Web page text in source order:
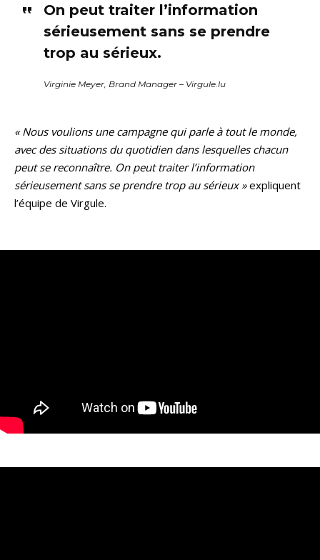
On peut traiter l’information
sérieusement sans se prendre
trop au sérieux.
Virginie Meyer, Brand Manager – Virgule.lu
« Nous voulions une campagne qui parle à tout le monde,
avec des situations du quotidien dans lesquelles chacun
peut se reconnaître. On peut traiter l’information
sérieusement sans se prendre trop au sérieux »expliquent
l’équipe de Virgule.